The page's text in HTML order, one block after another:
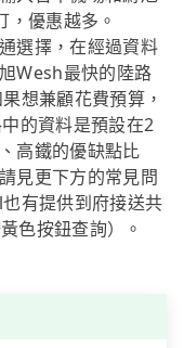
優惠越多。
選擇，在經過資料
Wesh最快的陸路
想兼顧花費預算，
的資料是預設在2
高鐵的優缺點比
見更下方的常見問
有提供到府接送共
色按鈕查詢）。